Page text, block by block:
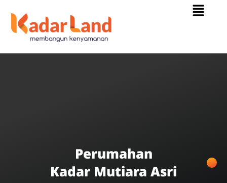
content
Menu
Perumahan
Kadar Mutiara Asri